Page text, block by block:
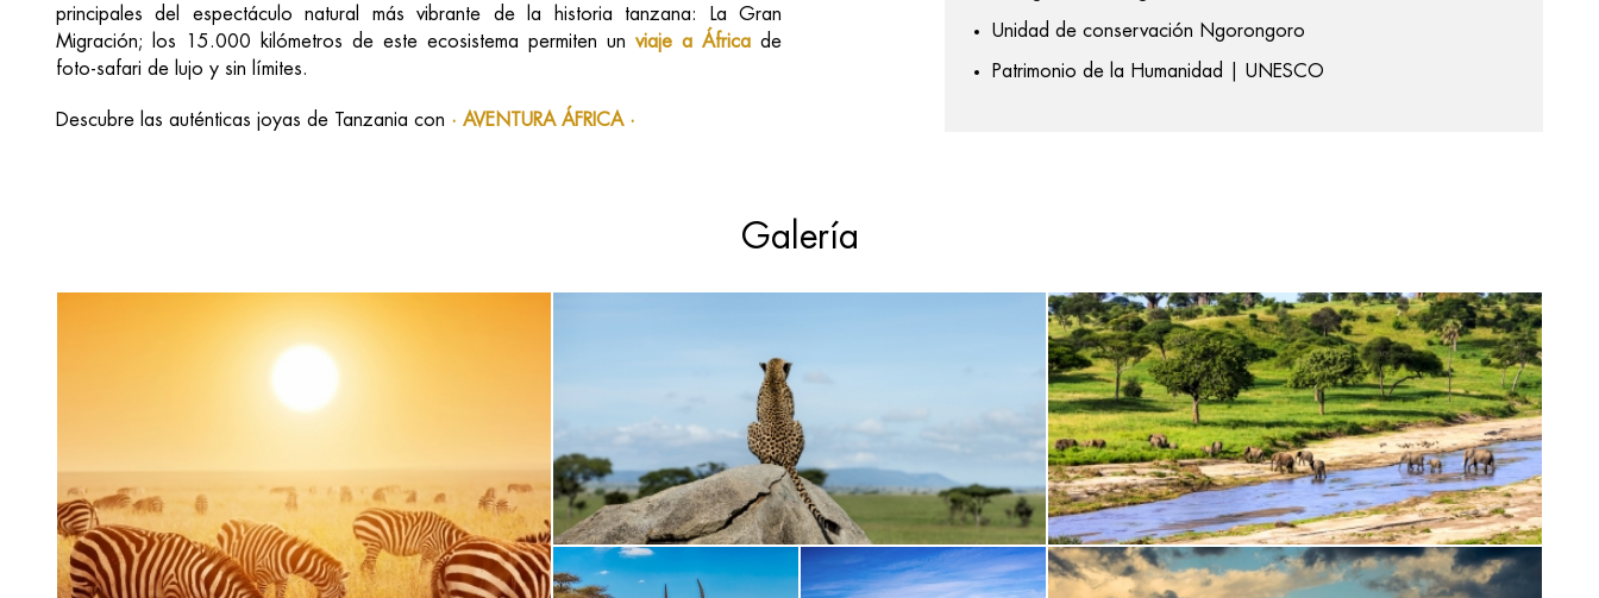
principales del espectáculo natural más vibrante de la historia tanzana: La Gran
Migración; los 15.000 kilómetros de este ecosistema permiten un viaje a África de
foto-safari de lujo y sin límites.
Descubre las auténticas joyas de Tanzania con · AVENTURA ÁFRICA ·
Unidad de conservación Ngorongoro
Patrimonio de la Humanidad | UNESCO
Galería